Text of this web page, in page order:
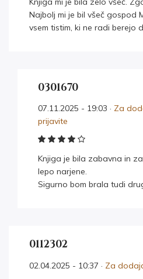
Najbolj mi je bil všeč gospod
vsem tistim, ki ne radi berejo
0301670
07.11.2025 - 19:03 · Za
prijavite
Knjiga je bila zabavna in
lepo narjene.
Sigurno bom brala tudi
0112302
02.04.2025 - 10:37 · Za